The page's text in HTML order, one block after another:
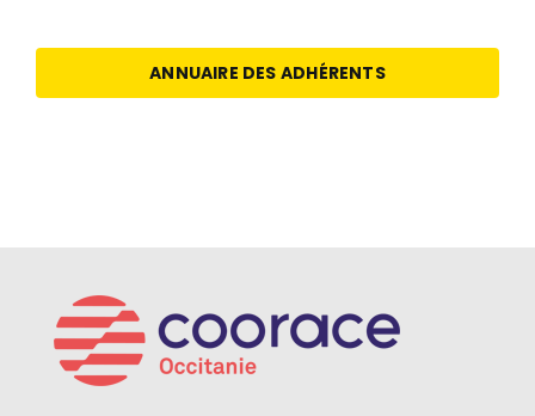
ANNUAIRE DES ADHÉRENTS